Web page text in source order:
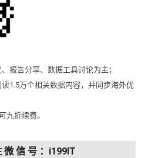
报告分享、数据工具讨论为主；
1.5万个相关数据内容，并同步海外优
九折续费。
微 信 号 ：i199IT